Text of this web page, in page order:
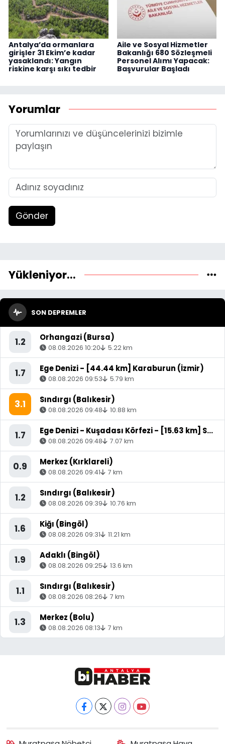
Antalya’da ormanlara
girişler 31 Ekim’e kadar
yasaklandı: Yangın
riskine karşı sıkı tedbir
Aile ve Sosyal Hizmetler
Bakanlığı 680 Sözleşmeli
Personel Alımı Yapacak:
Başvurular Başladı
Yorumlar
Gönder
Yükleniyor...
SON DEPREMLER
1.2 Orhangazi (Bursa)
08.08.2026 10:20 5.22 km
1.7 Ege Denizi - [44.44 km] Karaburun (İzmir)
08.08.2026 09:53 5.79 km
3.1 Sındırgı (Balıkesir)
08.08.2026 09:48 10.88 km
1.7 Ege Denizi - Kuşadası Körfezi - [15.63 km] Söke (Aydın)
08.08.2026 09:48 7.07 km
0.9 Merkez (Kırklareli)
08.08.2026 09:41 7 km
1.2 Sındırgı (Balıkesir)
08.08.2026 09:39 10.76 km
1.6 Kiğı (Bingöl)
08.08.2026 09:31 11.21 km
1.9 Adaklı (Bingöl)
08.08.2026 09:25 13.6 km
1.1 Sındırgı (Balıkesir)
08.08.2026 08:26 7 km
1.3 Merkez (Bolu)
08.08.2026 08:13 7 km